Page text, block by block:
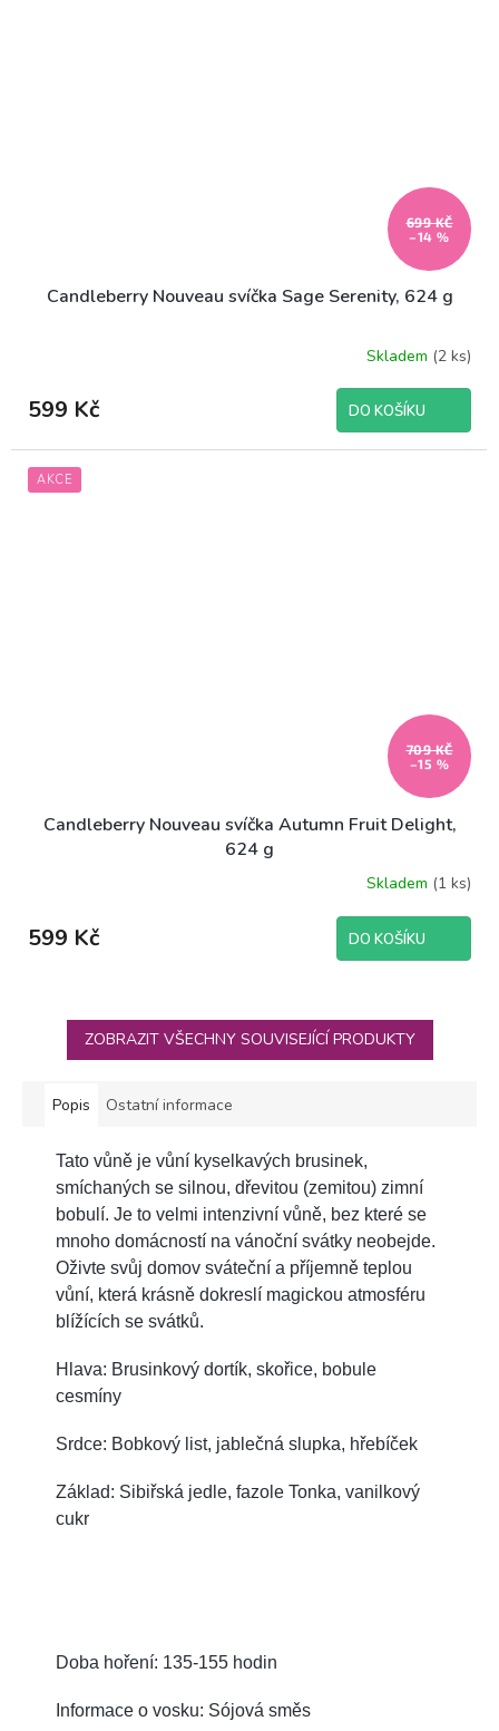
699 KČ
–14 %
Candleberry Nouveau svíčka Sage Serenity, 624 g
Skladem (2 ks)
599 Kč DO KOŠÍKU
AKCE
709 KČ
–15 %
Candleberry Nouveau svíčka Autumn Fruit Delight,
624 g
Skladem (1 ks)
599 Kč DO KOŠÍKU
ZOBRAZIT VŠECHNY SOUVISEJÍCÍ PRODUKTY
Popis Ostatní informace
Tato vůně je vůní kyselkavých brusinek,
smíchaných se silnou, dřevitou (zemitou) zimní
bobulí. Je to velmi intenzivní vůně, bez které se
mnoho domácností na vánoční svátky neobejde.
Oživte svůj domov sváteční a příjemně teplou
vůní, která krásně dokreslí magickou atmosféru
blížících se svátků.
Hlava: Brusinkový dortík, skořice, bobule
cesmíny
Srdce: Bobkový list, jablečná slupka, hřebíček
Základ: Sibiřská jedle, fazole Tonka, vanilkový
cukr
Doba hoření: 135-155 hodin
Informace o vosku: Sójová směs